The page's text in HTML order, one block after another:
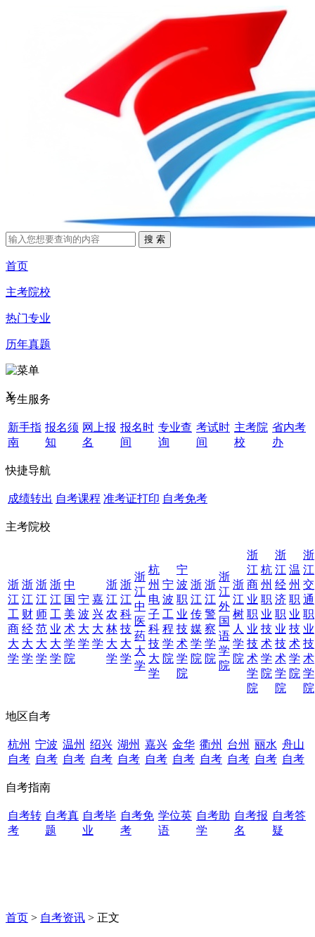
首页
主考院校
热门专业
历年真题
X
考生服务
新手指
南
报名须
知
网上报
名
报名时
间
专业查
询
考试时
间
主考院
校
省内考
办
快捷导航
成绩转出 自考课程 准考证打印 自考免考
主考院校
浙
江
工
商
大
学
浙
江
财
经
大
学
浙
江
师
范
大
学
浙
江
工
业
大
学
中
国
美
术
学
院
宁
波
大
学
嘉
兴
大
学
浙
江
农
林
大
学
浙
江
科
技
大
学
浙
江
中
医
药
大
学
杭
州
电
子
科
技
大
学
宁
波
工
程
学
院
宁
波
职
业
技
术
学
院
浙
江
传
媒
学
院
浙
江
警
察
学
院
浙
江
外
国
语
学
院
浙
江
树
人
学
院
浙
江
商
业
职
业
技
术
学
院
杭
州
职
业
技
术
学
院
浙
江
经
济
职
业
技
术
学
院
温
州
职
业
技
术
学
院
浙
江
交
通
职
业
技
术
学
院
地区自考
杭州
自考
宁波
自考
温州
自考
绍兴
自考
湖州
自考
嘉兴
自考
金华
自考
衢州
自考
台州
自考
丽水
自考
舟山
自考
自考指南
自考转
考
自考真
题
自考毕
业
自考免
考
学位英
语
自考助
学
自考报
名
自考答
疑
首页 > 自考资讯 > 正文